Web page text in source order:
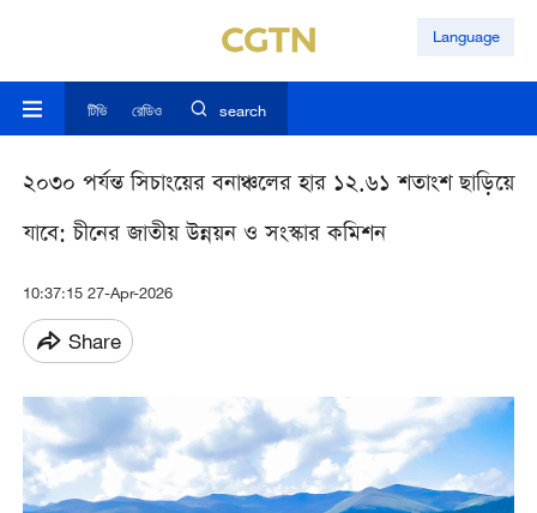
Language
টিভি রেডিও search
২০৩০ পর্যন্ত সিচাংয়ের বনাঞ্চলের হার ১২.৬১ শতাংশ ছাড়িয়ে
যাবে: চীনের জাতীয় উন্নয়ন ও সংস্কার কমিশন
10:37:15 27-Apr-2026
Share